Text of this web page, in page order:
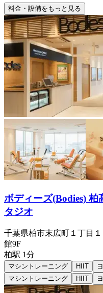
料金・設備をもっと見る
ボディーズ(Bodies)
タジオ
千葉県柏市末広町１丁目
館9F
柏駅 1分
マシントレーニング HIIT
マシントレーニング
HIIT